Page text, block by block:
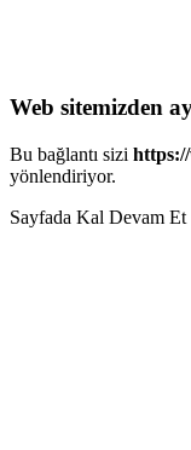
Web sitemizden
Bu bağlantı sizi
yönlendiriyor.
Sayfada Kal Devam Et